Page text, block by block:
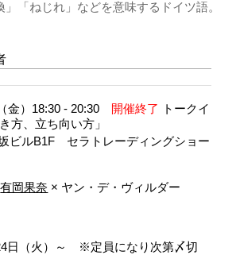
「ねじれ」などを意味するドイツ語。
金）18:30 - 20:30 開催終了
トークイ
方、立ち向い方」
ビルB1F セラトレーディングショー
有岡果奈 × ヤン・デ・ヴィルダー
日（火）～ ※定員になり次第〆切